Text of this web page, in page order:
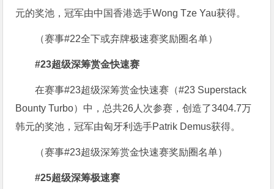
元的奖池，冠军由中国香港选手Wong Tze Yau获得。
（赛事#22全下或弃牌极速赛奖励圈名单）
#23超级深筹赏金快速赛
在赛事#23超级深筹赏金快速赛（#23 Superstack
Bounty Turbo）中，总共26人次参赛，创造了3404.7万
韩元的奖池，冠军由匈牙利选手Patrik Demus获得。
（赛事#23超级深筹赏金快速赛奖励圈名单）
#25超级深筹极速赛